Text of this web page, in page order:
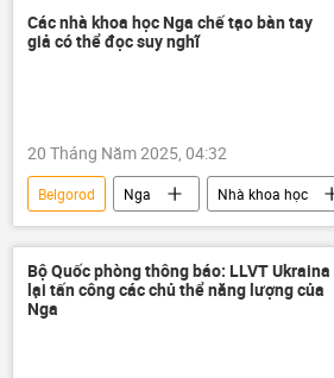
Cuộc khủng hoảng ở Ukraina
Ukraina
Video từ Ukraina
Donetsk
Kherson
Vladimir Zelensky
Vladimir Putin
Artemovsk (Bakhmut)
Chính trị
Kursk
phương Tây
Các nhà khoa học Nga chế tạo bàn tay
giả có thể đọc suy nghĩ
20 Tháng Năm 2025, 04:32
Belgorod Nga
Nhà khoa học
Khoa học
thông tin
Quan điểm-Ý kiến
Thế giới
Elon Musk
công nghệ
Bộ Quốc phòng thông báo: LLVT Ukraina
lại tấn công các chủ thể năng lượng của
Nga